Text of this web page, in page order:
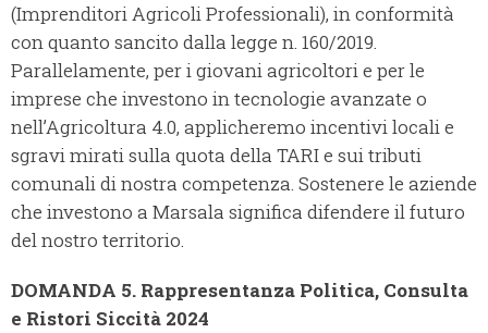
(Imprenditori Agricoli Professionali), in conformità
con quanto sancito dalla legge n. 160/2019.
Parallelamente, per i giovani agricoltori e per le
imprese che investono in tecnologie avanzate o
nell’Agricoltura 4.0, applicheremo incentivi locali e
sgravi mirati sulla quota della TARI e sui tributi
comunali di nostra competenza. Sostenere le aziende
che investono a Marsala significa difendere il futuro
del nostro territorio.
DOMANDA 5. Rappresentanza Politica, Consulta
e Ristori Siccità 2024